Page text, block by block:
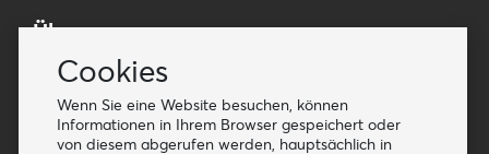
Cookies
Wenn Sie eine Website besuchen, können
Informationen in Ihrem Browser gespeichert oder
von diesem abgerufen werden, hauptsächlich in
Über uns
Newsletter abonnieren
Bedingungen
Stellenangebote